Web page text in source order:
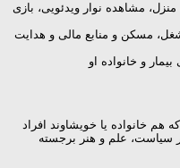
منزل، مشاهده نوار ویدئویی، بازی
مسکن و منابع مالی و هدایت
و خانواده او
هم خانواده یا خویشاوند افراد
سیاست، علم و هنر برجسته